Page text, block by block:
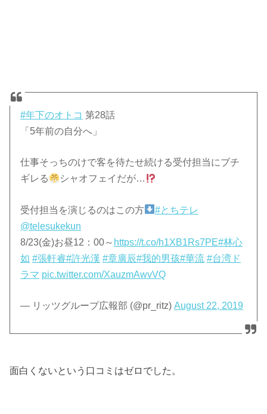
#年下のオトコ 第28話
「5年前の自分へ」
仕事そっちのけで客を待たせ続ける受付担当にブチ
ギレる
シャオフェイだが…
受付担当を演じるのはこの方
#とちテレ
@telesukekun
8/23(金)お昼12：00～ https://t.co/h1XB1Rs7PE#林心
如 #張軒睿#許光漢 #章廣辰#我的男孩#華流 #台湾ド
ラマ pic.twitter.com/XauzmAwvVQ
— リッツグループ広報部 (@pr_ritz)August 22, 2019
面白くないという口コミはゼロでした。